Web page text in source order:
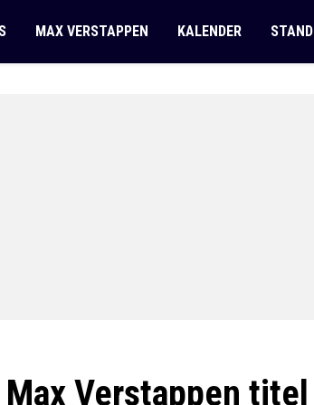
MAX VERSTAPPEN KALENDER STAND
Verstappen titel